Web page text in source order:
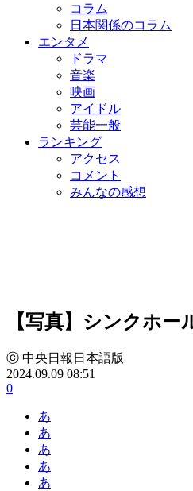
コラム
日本関係のコラム
エンタメ
ドラマ
音楽
映画
アイドル
芸能一般
ランキング
アクセス
コメント
みんなの感想
【写真】シンクホー
ⓒ 中央日報日本語版
2024.09.09 08:51
0
あ
あ
あ
あ
あ